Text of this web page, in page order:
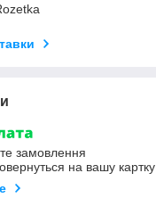
замовлення
на вашу картку